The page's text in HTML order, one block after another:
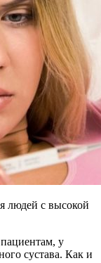
людей с высокой
у
сустава. Как и